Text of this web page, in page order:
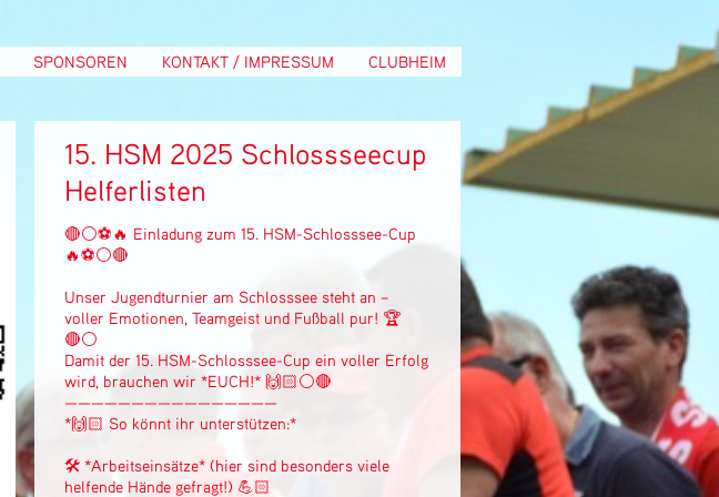
SPONSOREN KONTAKT / IMPRESSUM CLUBHEIM
15. HSM 2025 Schlossseecup
Helferlisten
🔴⚪⚽🔥 Einladung zum 15. HSM-Schlosssee-Cup
🔥⚽⚪🔴
Unser Jugendturnier am Schlosssee steht an –
voller Emotionen, Teamgeist und Fußball pur! 🏆
🔴⚪
Damit der 15. HSM-Schlosssee-Cup ein voller Erfolg
wird, brauchen wir *EUCH!* 🙌🏻⚪🔴
————————————————
*🙌🏻 So könnt ihr unterstützen:*
🛠️ *Arbeitseinsätze* (hier sind besonders viele
helfende Hände gefragt!) 💪🏻